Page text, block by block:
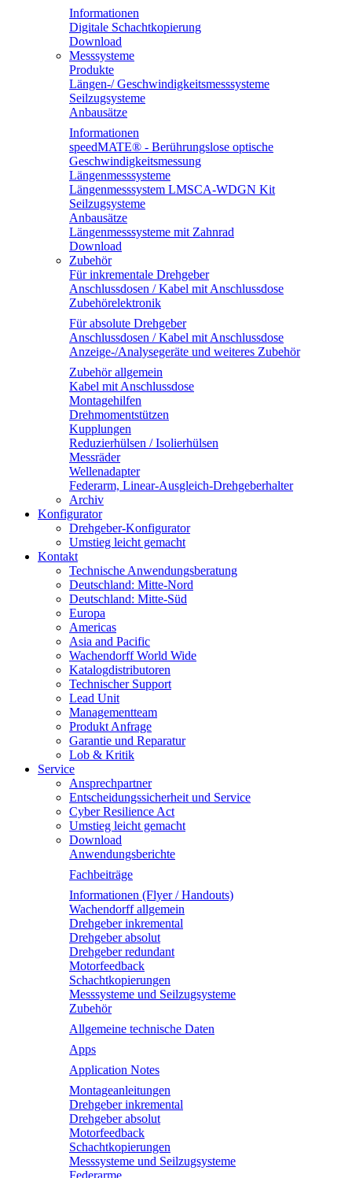
Informationen
Digitale Schachtkopierung
Download
Messsysteme
Produkte
Längen-/ Geschwindigkeitsmesssysteme
Seilzugsysteme
Anbausätze
Informationen
speedMATE® - Berührungslose optische
Geschwindigkeitsmessung
Längenmesssysteme
Längenmesssystem LMSCA-WDGN Kit
Seilzugsysteme
Anbausätze
Längenmesssysteme mit Zahnrad
Download
Zubehör
Für inkrementale Drehgeber
Anschlussdosen / Kabel mit Anschlussdose
Zubehörelektronik
Für absolute Drehgeber
Anschlussdosen / Kabel mit Anschlussdose
Anzeige-/Analysegeräte und weiteres Zubehör
Zubehör allgemein
Kabel mit Anschlussdose
Montagehilfen
Drehmomentstützen
Kupplungen
Reduzierhülsen / Isolierhülsen
Messräder
Wellenadapter
Federarm, Linear-Ausgleich-Drehgeberhalter
Archiv
Konfigurator
Drehgeber-Konfigurator
Umstieg leicht gemacht
Kontakt
Technische Anwendungsberatung
Deutschland: Mitte-Nord
Deutschland: Mitte-Süd
Europa
Americas
Asia and Pacific
Wachendorff World Wide
Katalogdistributoren
Technischer Support
Lead Unit
Managementteam
Produkt Anfrage
Garantie und Reparatur
Lob & Kritik
Service
Ansprechpartner
Entscheidungssicherheit und Service
Cyber Resilience Act
Umstieg leicht gemacht
Download
Anwendungsberichte
Fachbeiträge
Informationen (Flyer / Handouts)
Wachendorff allgemein
Drehgeber inkremental
Drehgeber absolut
Drehgeber redundant
Motorfeedback
Schachtkopierungen
Messsysteme und Seilzugsysteme
Zubehör
Allgemeine technische Daten
Apps
Application Notes
Montageanleitungen
Drehgeber inkremental
Drehgeber absolut
Motorfeedback
Schachtkopierungen
Messsysteme und Seilzugsysteme
Federarme